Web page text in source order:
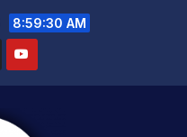
8:59:31 AM